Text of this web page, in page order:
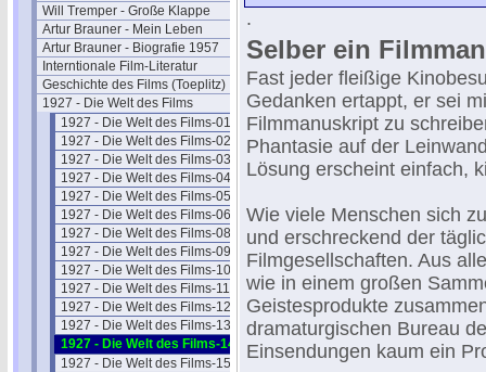
Will Tremper - Große Klappe
Artur Brauner - Mein Leben
Artur Brauner - Biografie 1957
Interntionale Film-Literatur
Geschichte des Films (Toeplitz)
1927 - Die Welt des Films
1927 - Die Welt des Films-01
1927 - Die Welt des Films-02
1927 - Die Welt des Films-03
1927 - Die Welt des Films-04
1927 - Die Welt des Films-05
1927 - Die Welt des Films-06
1927 - Die Welt des Films-08
1927 - Die Welt des Films-09
1927 - Die Welt des Films-10
1927 - Die Welt des Films-11
1927 - Die Welt des Films-12
1927 - Die Welt des Films-13
1927 - Die Welt des Films-14
1927 - Die Welt des Films-15
.
Selber ein
Fast jeder fleißige
Gedanken ertappt, er sei
Filmmanuskript zu
Phantasie auf der
Lösung erscheint einfach,
Wie viele Menschen sich
und erschreckend der
Filmgesellschaften. Aus
wie in einem großen
Geistesprodukte
dramaturgischen Bureau
Einsendungen kaum ein